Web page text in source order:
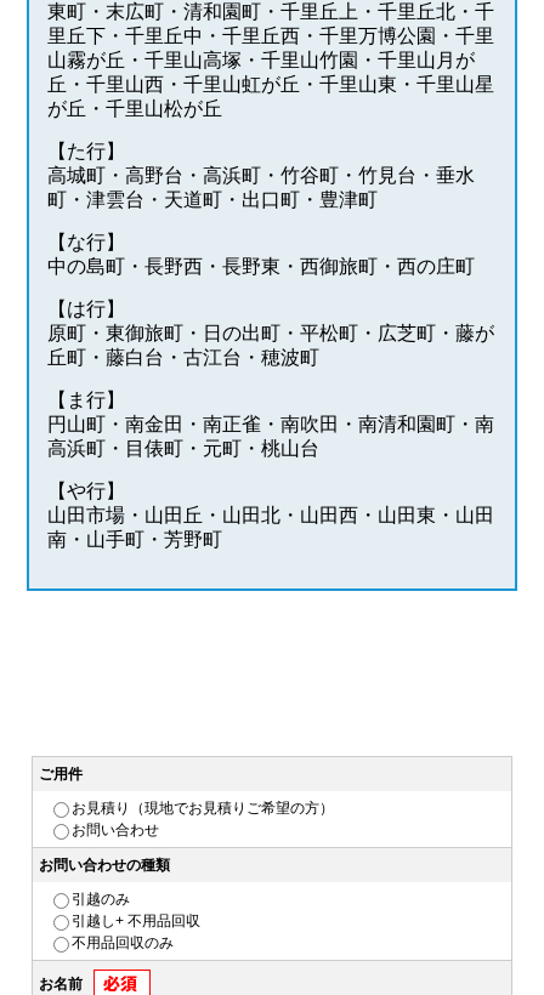
東町・末広町・清和園町・千里丘上・千里丘北・千
里丘下・千里丘中・千里丘西・千里万博公園・千里
山霧が丘・千里山高塚・千里山竹園・千里山月が
丘・千里山西・千里山虹が丘・千里山東・千里山星
が丘・千里山松が丘
【た行】
高城町・高野台・高浜町・竹谷町・竹見台・垂水
町・津雲台・天道町・出口町・豊津町
【な行】
中の島町・長野西・長野東・西御旅町・西の庄町
【は行】
原町・東御旅町・日の出町・平松町・広芝町・藤が
丘町・藤白台・古江台・穂波町
【ま行】
円山町・南金田・南正雀・南吹田・南清和園町・南
高浜町・目俵町・元町・桃山台
【や行】
山田市場・山田丘・山田北・山田西・山田東・山田
南・山手町・芳野町
ご用件
お見積り（現地でお見積りご希望の方）
お問い合わせ
お問い合わせの種類
引越のみ
引越し+ 不用品回収
不用品回収のみ
お名前